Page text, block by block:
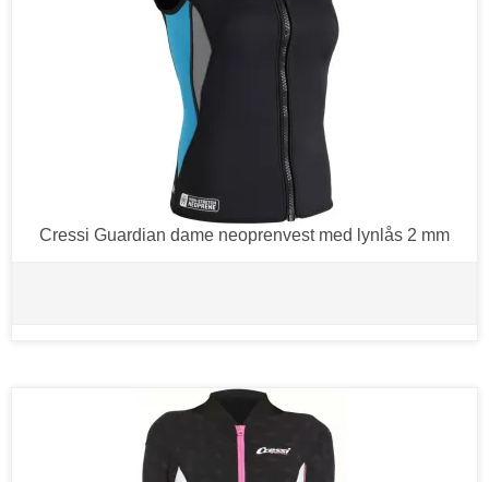
Cressi Guardian dame neoprenvest med lynlås 2 mm